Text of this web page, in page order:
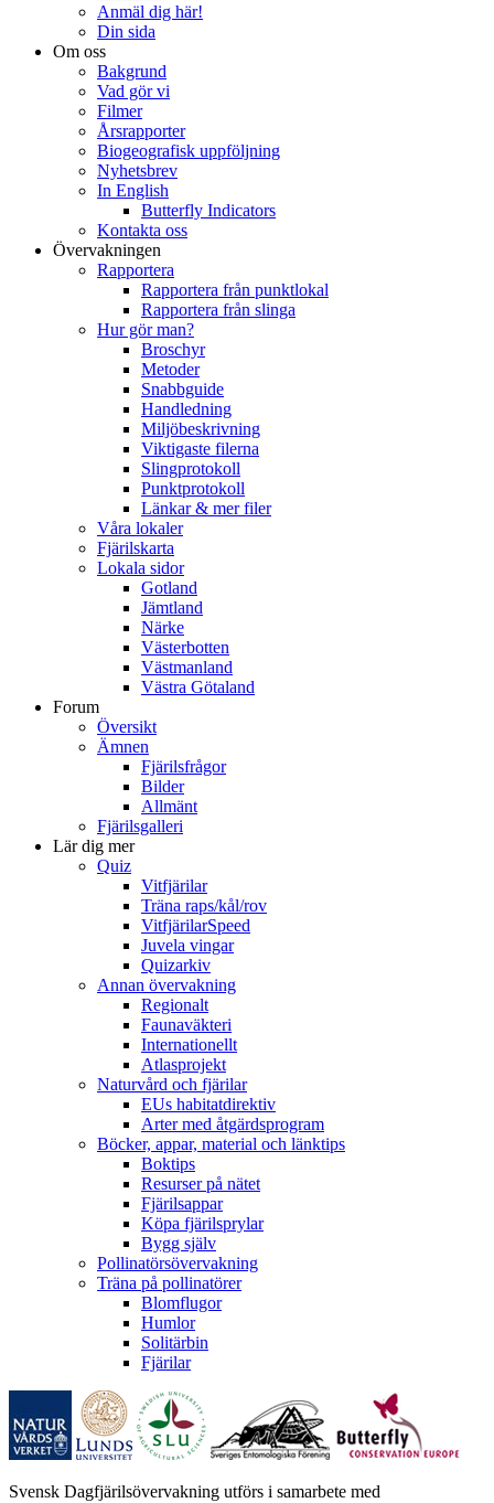
Anmäl dig här!
Din sida
Om oss
Bakgrund
Vad gör vi
Filmer
Årsrapporter
Biogeografisk uppföljning
Nyhetsbrev
In English
Butterfly Indicators
Kontakta oss
Övervakningen
Rapportera
Rapportera från punktlokal
Rapportera från slinga
Hur gör man?
Broschyr
Metoder
Snabbguide
Handledning
Miljöbeskrivning
Viktigaste filerna
Slingprotokoll
Punktprotokoll
Länkar & mer filer
Våra lokaler
Fjärilskarta
Lokala sidor
Gotland
Jämtland
Närke
Västerbotten
Västmanland
Västra Götaland
Forum
Översikt
Ämnen
Fjärilsfrågor
Bilder
Allmänt
Fjärilsgalleri
Lär dig mer
Quiz
Vitfjärilar
Träna raps/kål/rov
VitfjärilarSpeed
Juvela vingar
Quizarkiv
Annan övervakning
Regionalt
Faunaväkteri
Internationellt
Atlasprojekt
Naturvård och fjärilar
EUs habitatdirektiv
Arter med åtgärdsprogram
Böcker, appar, material och länktips
Boktips
Resurser på nätet
Fjärilsappar
Köpa fjärilsprylar
Bygg själv
Pollinatörsövervakning
Träna på pollinatörer
Blomflugor
Humlor
Solitärbin
Fjärilar
Svensk Dagfjärilsövervakning utförs i samarbete med